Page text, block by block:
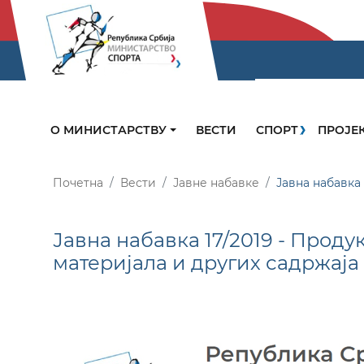
О МИНИСТАРСТВУ ВЕСТИ СПОРТ
Почетна Вести Јавне набавке Јавна
Јавна набавка 17/2019 -
материјала и других садржаја